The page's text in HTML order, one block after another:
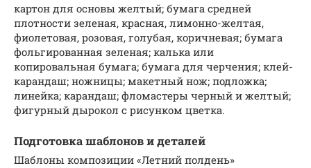
картон для основы желтый; бумага средней
плотности зеленая, красная, лимонно-желтая,
фиолетовая, розовая, голубая, коричневая; бумага
фольгированная зеленая; калька или
копировальная бумага; бумага для черчения; клей-
карандаш; ножницы; макетный нож; подложка;
линейка; карандаш; фломастеры черный и желтый;
фигурный дырокол с рисунком цветка.
Подготовка шаблонов и деталей
Шаблоны композиции «Летний полдень»